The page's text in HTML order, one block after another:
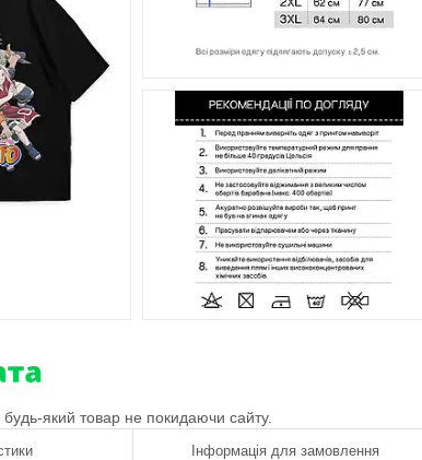
який товар не покидаючи сайту.
Інформація для замовлення